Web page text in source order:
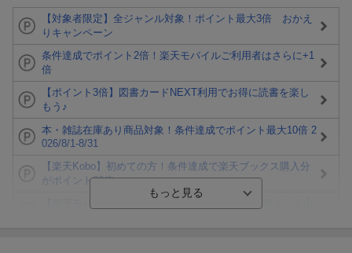
【対象者限定】全ジャンル対象！ポイント最大3倍 おかえ
りキャンペーン
条件達成でポイント2倍！楽天モバイルご利用者はさらに+1
倍
【ポイント3倍】図書カードNEXT利用でお得に読書を楽し
もう♪
本・雑誌在庫あり商品対象！条件達成でポイント最大10倍 2
026/8/1-8/31
【楽天Kobo】初めての方！条件達成で楽天ブックス購入分
がポイント20倍